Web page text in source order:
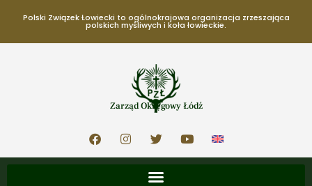
Polski Związek Łowiecki to ogólnokrajowa organizacja zrzeszająca
polskich myśliwych i koła łowieckie.
Zarząd Okręgowy Łódź